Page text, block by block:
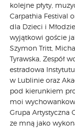
kolejne płyty,
Carpathia Festival
dla Dzieci i
wyjątkowi goście
Szymon Tritt,
Tyrawska, Zespół
estradowa
w Lublinie oraz
pod kierunkiem
moi
Grupa Artystyczna
ze mną jako